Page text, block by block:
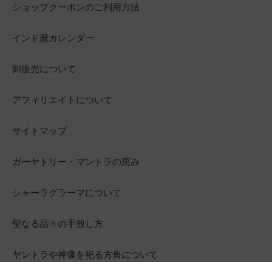
ショップクーポンのご利用方法
インド暦カレンダー
卸販売について
アフィリエイトについて
サイトマップ
ガーヤトリー・マントラの恵み
シャーラグラーマについて
聖なる品々の手放し方
ヤントラや神像を祀る方角について